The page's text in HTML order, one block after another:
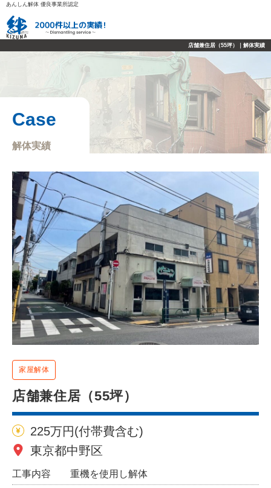
あんしん解体 優良事業所認定
店舗兼住居（55坪）｜解体実績
Case
解体実績
家屋解体
店舗兼住居（55坪）
225万円(付帯費含む)
東京都中野区
工事内容 重機を使用し解体